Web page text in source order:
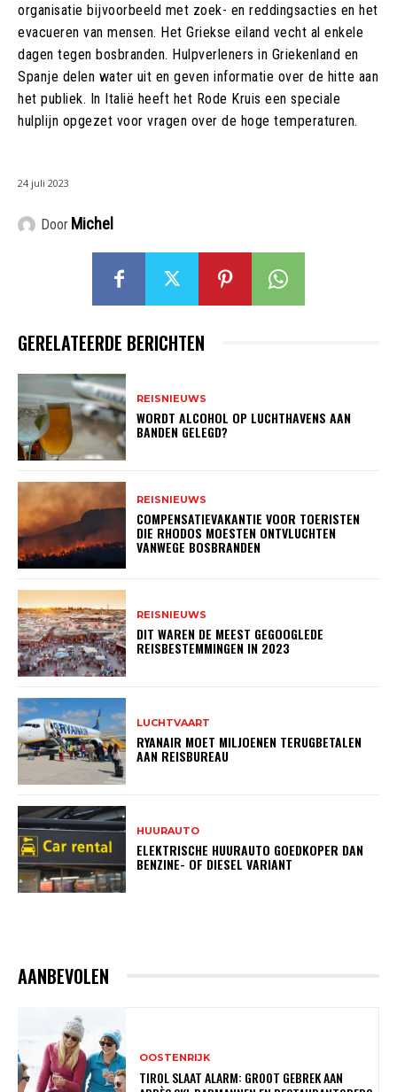
organisatie bijvoorbeeld met zoek- en reddingsacties en het
evacueren van mensen. Het Griekse eiland vecht al enkele
dagen tegen bosbranden. Hulpverleners in Griekenland en
Spanje delen water uit en geven informatie over de hitte aan
het publiek. In Italië heeft het Rode Kruis een speciale
hulplijn opgezet voor vragen over de hoge temperaturen.
24 juli 2023
Door Michel
GERELATEERDE BERICHTEN
REISNIEUWS
WORDT ALCOHOL OP LUCHTHAVENS AAN
BANDEN GELEGD?
REISNIEUWS
COMPENSATIEVAKANTIE VOOR TOERISTEN
DIE RHODOS MOESTEN ONTVLUCHTEN
VANWEGE BOSBRANDEN
REISNIEUWS
DIT WAREN DE MEEST GEGOOGLEDE
REISBESTEMMINGEN IN 2023
LUCHTVAART
RYANAIR MOET MILJOENEN TERUGBETALEN
AAN REISBUREAU
HUURAUTO
ELEKTRISCHE HUURAUTO GOEDKOPER DAN
BENZINE- OF DIESEL VARIANT
AANBEVOLEN
OOSTENRIJK
TIROL SLAAT ALARM: GROOT GEBREK AAN